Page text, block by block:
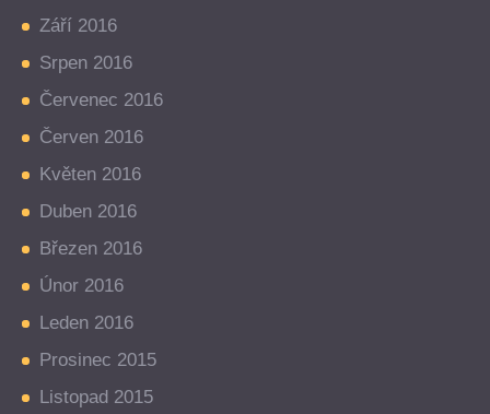
Září 2016
Srpen 2016
Červenec 2016
Červen 2016
Květen 2016
Duben 2016
Březen 2016
Únor 2016
Leden 2016
Prosinec 2015
Listopad 2015